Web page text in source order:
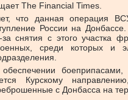
The Financial Times.
что данная операция
России на
за снятия с этого участка
среди которых и
Курскому
с Донбасса на